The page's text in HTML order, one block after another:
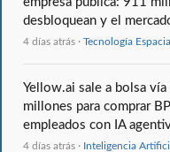
desbloquean y el
4 días atrás · Tecnología Espacial
Yellow.ai sale a bolsa
millones para comprar
empleados con IA
4 días atrás · Inteligencia